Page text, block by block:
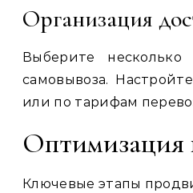
Организация
Выберите
самовывоза.
или по тарифам
Оптимизация
Ключевые этапы